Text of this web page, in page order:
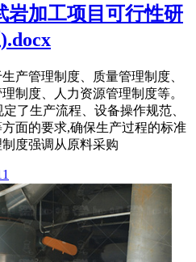
岩加工项目可行性研
产管理制度、质量管理制度、
制度、人力资源管理制度等。
了生产流程、设备操作规范、
面的要求,确保生产过程的标准
度强调从原料采购